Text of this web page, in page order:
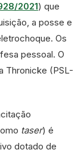
2021) que
a posse e
Os
pessoal. O
Thronicke (PSL-
taser) é
dotado de